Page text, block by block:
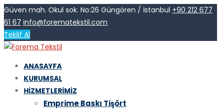
Güven mah. Okul sok. No:26 Güngören / İstanbul +90 212 677
61 67 info@forematekstil.com
Teklif Al
ANASAYFA
KURUMSAL
HIZMETLERIMIZ
Emprime Baskı Tişört